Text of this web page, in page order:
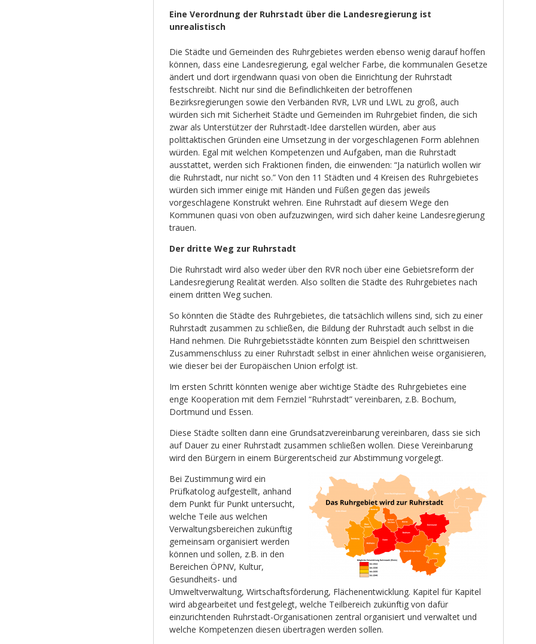
Eine Verordnung der Ruhrstadt über die Landesregierung ist
unrealistisch
Die Städte und Gemeinden des Ruhrgebietes werden ebenso wenig darauf hoffen
können, dass eine Landesregierung, egal welcher Farbe, die kommunalen Gesetze
ändert und dort irgendwann quasi von oben die Einrichtung der Ruhrstadt
festschreibt. Nicht nur sind die Befindlichkeiten der betroffenen
Bezirksregierungen sowie den Verbänden RVR, LVR und LWL zu groß, auch
würden sich mit Sicherheit Städte und Gemeinden im Ruhrgebiet finden, die sich
zwar als Unterstützer der Ruhrstadt-Idee darstellen würden, aber aus
polittaktischen Gründen eine Umsetzung in der vorgeschlagenen Form ablehnen
würden. Egal mit welchen Kompetenzen und Aufgaben, man die Ruhrstadt
ausstattet, werden sich Fraktionen finden, die einwenden: “Ja natürlich wollen wir
die Ruhrstadt, nur nicht so.” Von den 11 Städten und 4 Kreisen des Ruhrgebietes
würden sich immer einige mit Händen und Füßen gegen das jeweils
vorgeschlagene Konstrukt wehren. Eine Ruhrstadt auf diesem Wege den
Kommunen quasi von oben aufzuzwingen, wird sich daher keine Landesregierung
trauen.
Der dritte Weg zur Ruhrstadt
Die Ruhrstadt wird also weder über den RVR noch über eine Gebietsreform der
Landesregierung Realität werden. Also sollten die Städte des Ruhrgebietes nach
einem dritten Weg suchen.
So könnten die Städte des Ruhrgebietes, die tatsächlich willens sind, sich zu einer
Ruhrstadt zusammen zu schließen, die Bildung der Ruhrstadt auch selbst in die
Hand nehmen. Die Ruhrgebietsstädte könnten zum Beispiel den schrittweisen
Zusammenschluss zu einer Ruhrstadt selbst in einer ähnlichen weise organisieren,
wie dieser bei der Europäischen Union erfolgt ist.
Im ersten Schritt könnten wenige aber wichtige Städte des Ruhrgebietes eine
enge Kooperation mit dem Fernziel “Ruhrstadt” vereinbaren, z.B. Bochum,
Dortmund und Essen.
Diese Städte sollten dann eine Grundsatzvereinbarung vereinbaren, dass sie sich
auf Dauer zu einer Ruhrstadt zusammen schließen wollen. Diese Vereinbarung
wird den Bürgern in einem Bürgerentscheid zur Abstimmung vorgelegt.
Bei Zustimmung wird ein
Prüfkatolog aufgestellt, anhand
dem Punkt für Punkt untersucht,
welche Teile aus welchen
Verwaltungsbereichen zukünftig
gemeinsam organisiert werden
können und sollen, z.B. in den
Bereichen ÖPNV, Kultur,
Gesundheits- und
Umweltverwaltung, Wirtschaftsförderung, Flächenentwicklung. Kapitel für Kapitel
wird abgearbeitet und festgelegt, welche Teilbereich zukünftig von dafür
einzurichtenden Ruhrstadt-Organisationen zentral organisiert und verwaltet und
welche Kompetenzen diesen übertragen werden sollen.